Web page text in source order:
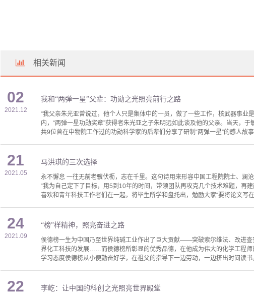
相关新闻
02
2021.12
我和“两弹一星”父辈：功勋之光照亮前行之路
“我父亲朱光亚曾说过，他个人只是集体中的一员，做了一些工作，核武器事
内，“两弹一星功勋奖章”获得者朱光亚之子朱明远如此谈及他的父亲。当天，
共9位曾在中物院工作过的功勋科学家的后辈们分享了研制“两弹一星”的感人故
21
2021.05
马洪琪的三次选择
永不懈怠 一往无前老骥伏枥，志在千里。这句诗用来形容中国工程院院士、澜
“我为自己定下了目标，用5到10年的时间，带领团队再攻克几个技术难题，再
喜欢和青年科技工作者们在一起，将毕生所学和盘托出，勉励大家“要将论文写
24
2021.09
“榜”样精神，照亮奋进之路
侯德榜一生为中国乃至世界纯碱工业作出了巨大贡献——突破索尔维法、改进
界化工科技的发展……而侯德榜所彰显的优秀品德，在他成为伟大的化学工程
学习态度侯德榜从小便勤奋好学，在祖父的指导下一边劳动，一边挤出时间读
22 李屹：让中国的科创之光照亮世界殿堂